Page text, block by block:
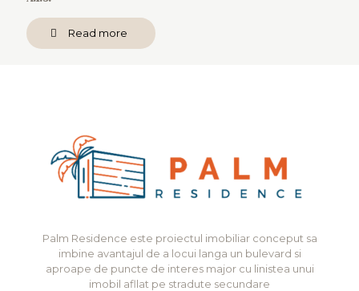
Read more
Palm Residence este proiectul imobiliar conceput sa
imbine avantajul de a locui langa un bulevard si
aproape de puncte de interes major cu linistea unui
imobil afllat pe stradute secundare